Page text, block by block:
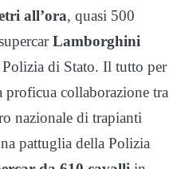
all’ora, quasi 500
Lamborghini
di Stato. Il tutto per
proficua collaborazione tra
nazionale di trapianti
pattuglia della Polizia